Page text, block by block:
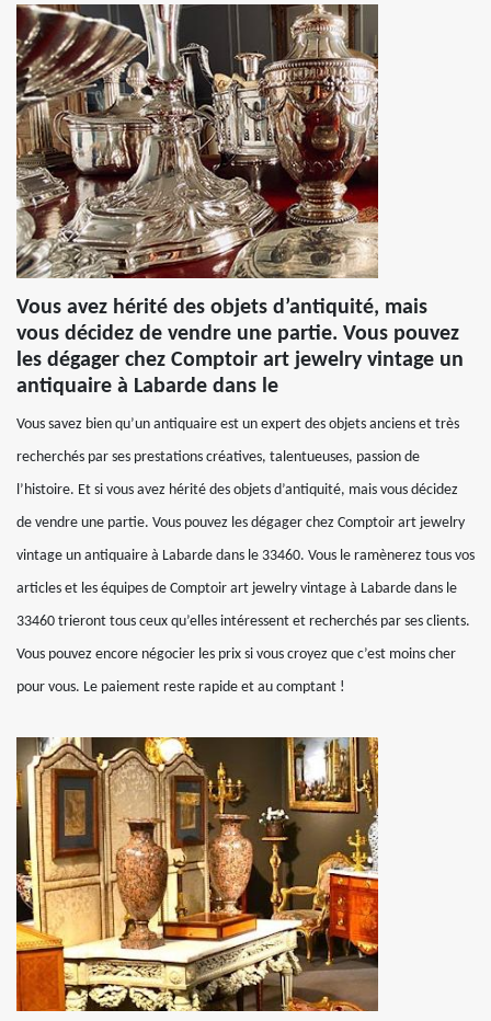
Vous avez hérité des objets d’antiquité, mais
vous décidez de vendre une partie. Vous pouvez
les dégager chez Comptoir art jewelry vintage un
antiquaire à Labarde dans le
Vous savez bien qu’un antiquaire est un expert des objets anciens et très
recherchés par ses prestations créatives, talentueuses, passion de
l’histoire. Et si vous avez hérité des objets d’antiquité, mais vous décidez
de vendre une partie. Vous pouvez les dégager chez Comptoir art jewelry
vintage un antiquaire à Labarde dans le 33460. Vous le ramènerez tous vos
articles et les équipes de Comptoir art jewelry vintage à Labarde dans le
33460 trieront tous ceux qu’elles intéressent et recherchés par ses clients.
Vous pouvez encore négocier les prix si vous croyez que c’est moins cher
pour vous. Le paiement reste rapide et au comptant !